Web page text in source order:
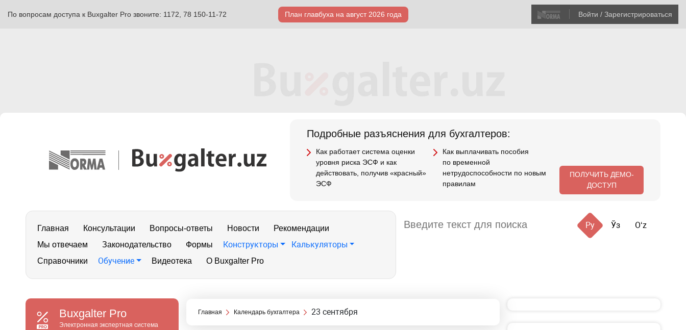
По вопросам доступа к Buxgalter Pro звоните: 1172, 78 150-11-72 План главбуха на август 2026 года Войти / Зарегистрироваться
Подробные разъяснения для бухгалтеров:
Как работает система оценки
уровня риска ЭСФ и как
действовать, получив «красный»
ЭСФ
Как выплачивать пособия
по временной
нетрудоспособности по новым
правилам
ПОЛУЧИТЬ ДЕМО-
ДОСТУП
Главная Консультации Вопросы-ответы Новости
Рекомендации
Мы отвечаем
Законодательство Формы Конструкторы Калькуляторы
Справочники Обучение Видеотека О Buxgalter Pro
Ру Ўз Oʻz
Buxgalter Pro
Электронная экспертная система
Главная Календарь бухгалтера 23 сентября